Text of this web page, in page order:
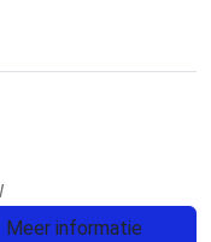
Meer informatie